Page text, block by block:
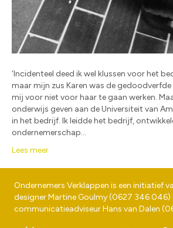
‘Incidenteel deed ik wel klussen voor het
maar mijn zus Karen was de
mij voor niet voor haar te gaan werken.
onderwijs geven aan de Universiteit van
in het bedrijf. Ik leidde het bedrijf,
ondernemerschap…
Lees meer
Ondernemers Verklappen is een initiatief
designerMartine Goulmy(0627 346 046)
communicatieadviseurHans van Dalen (